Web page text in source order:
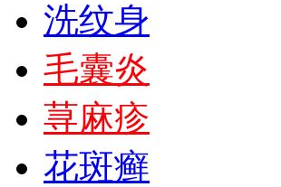
洗纹身
毛囊炎
荨麻疹
花斑癣